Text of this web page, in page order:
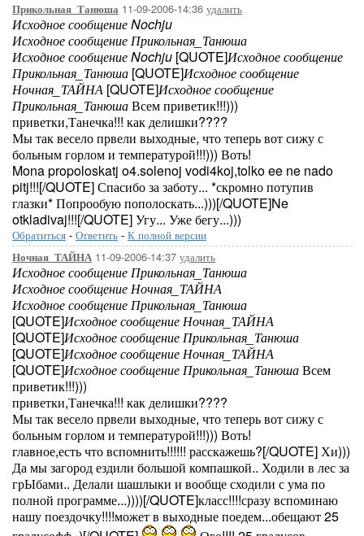
Прикольная_Танюша 11-09-2006-14:36 удалить
Исходное сообщение Nochju
Исходное сообщение Прикольная_Танюша
Исходное сообщение Nochju [QUOTE]Исходное сообщение
Прикольная_Танюша [QUOTE]Исходное сообщение
Ночная_ТАЙНА [QUOTE]Исходное сообщение
Прикольная_ТанюшаВсем приветик!!!)))
приветки,Танечка!!! как делишки????
Мы так весело првели выходные, что теперь вот сижу с
больным горлом и температурой!!!))) Воть!
Mona propoloskatj o4.solenoj vodi4koj,tolko ee ne nado
pitj!!![/QUOTE] Спасибо за заботу... *скромно потупив
глазки* Попрообую пополоскать...)))[/QUOTE]Ne
otkladivaj!!![/QUOTE] Угу... Уже бегу...)))
Обратиться - Ответить - К полной версии
Ночная_ТАЙНА 11-09-2006-14:37 удалить
Исходное сообщение Прикольная_Танюша
Исходное сообщение Ночная_ТАЙНА
Исходное сообщение Прикольная_Танюша
[QUOTE]Исходное сообщение Ночная_ТАЙНА
[QUOTE]Исходное сообщение Прикольная_Танюша
[QUOTE]Исходное сообщение Ночная_ТАЙНА
[QUOTE]Исходное сообщение Прикольная_ТанюшаВсем
приветик!!!)))
приветки,Танечка!!! как делишки????
Мы так весело првели выходные, что теперь вот сижу с
больным горлом и температурой!!!))) Воть!
главное,есть что вспомнить!!!!!! расскажешь?[/QUOTE] Хи)))
Да мы загород ездили большой компашкой.. Ходили в лес за
грЫбами.. Делали шашлыки и вообще сходили с ума по
полной программе...))))[/QUOTE]класс!!!!сразу вспоминаю
нашу поездочку!!!!может в выходные поедем...обещают 25